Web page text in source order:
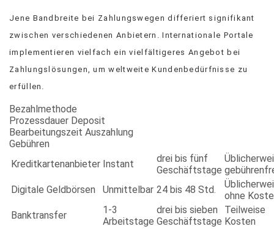
Jene Bandbreite bei Zahlungswegen differiert signifikant
zwischen verschiedenen Anbietern. Internationale Portale
implementieren vielfach ein vielfältigeres Angebot bei
Zahlungslösungen, um weltweite Kundenbedürfnisse zu
erfüllen.
Bezahlmethode
Prozessdauer Deposit
Bearbeitungszeit Auszahlung
Gebühren
Kreditkartenanbieter Instant
drei bis fünf
Geschäftstage
Digitale Geldbörsen
Unmittelbar 24 bis 48 Std.
ohne
Banktransfer
1-3
Arbeitstage
drei bis sieben
Geschäftstage
Teilweise
Kosten